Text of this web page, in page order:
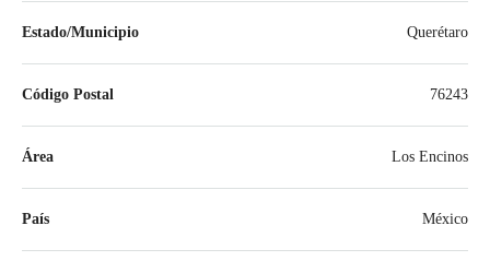
Estado/Municipio Querétaro
Código Postal 76243
Área Los Encinos
País México